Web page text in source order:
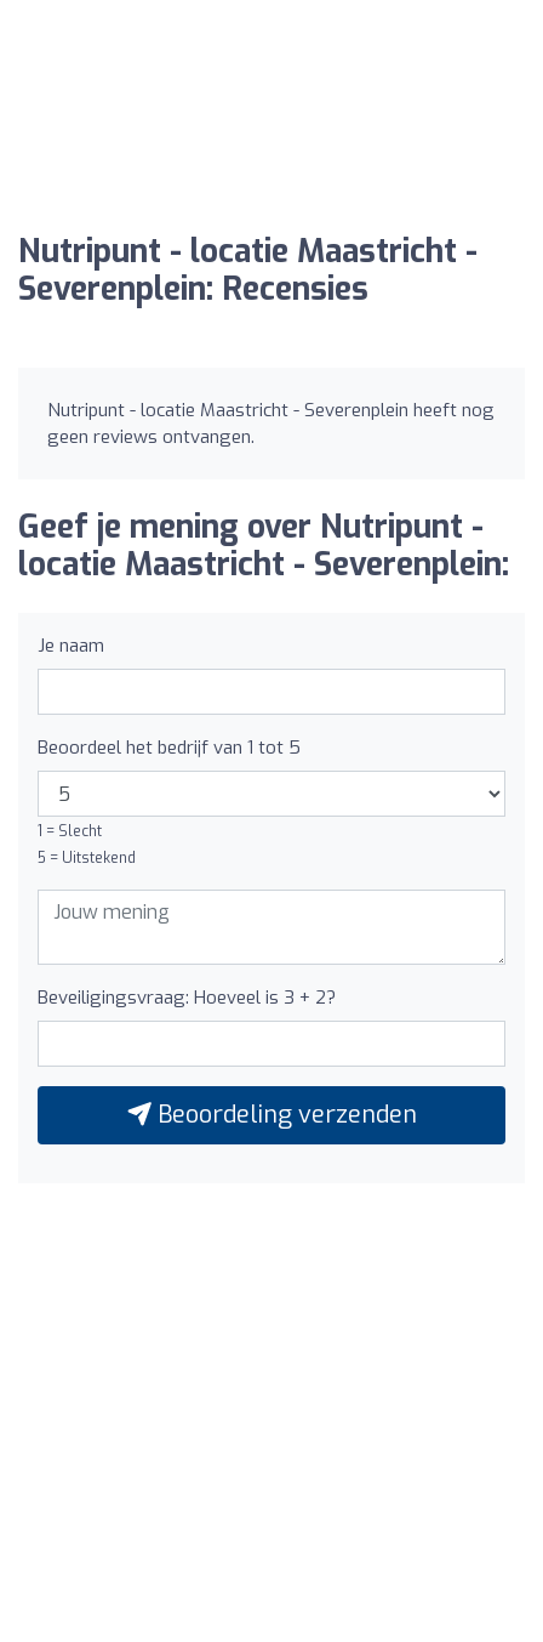
Nutripunt - locatie Maastricht -
Severenplein: Recensies
Nutripunt - locatie Maastricht - Severenplein heeft nog
geen reviews ontvangen.
Geef je mening over Nutripunt -
locatie Maastricht - Severenplein:
Je naam
Beoordeel het bedrijf van 1 tot 5
1 = Slecht
5 = Uitstekend
Beveiligingsvraag: Hoeveel is 3 + 2?
Beoordeling verzenden